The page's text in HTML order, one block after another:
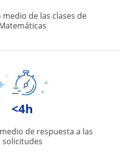
medio de las clases de
<4h
de respuesta a las
solicitudes